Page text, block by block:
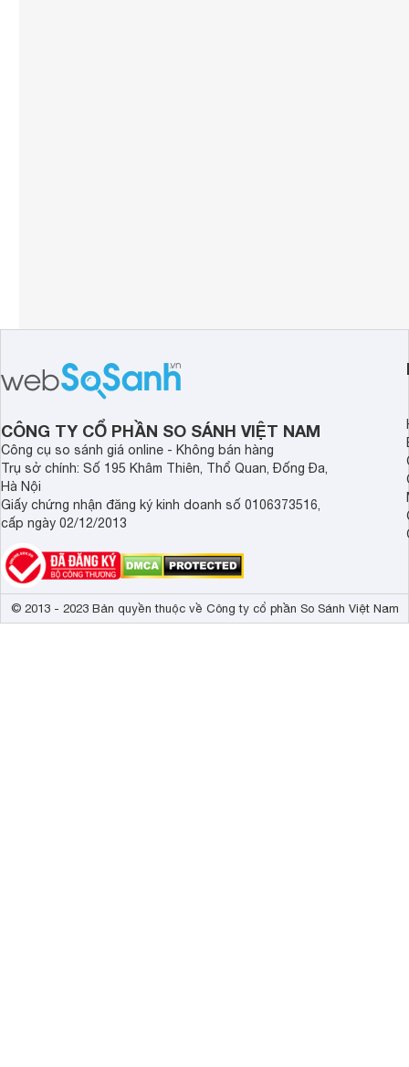
CÔNG TY CỔ PHẦN SO SÁNH VIỆT NAM
Công cụ so sánh giá online - Không bán hàng
Trụ sở chính: Số 195 Khâm Thiên, Thổ Quan, Đống Đa,
Hà Nội
Giấy chứng nhận đăng ký kinh doanh số 0106373516,
cấp ngày 02/12/2013
© 2013 - 2023 Bản quyền thuộc về Công ty cổ phần So Sánh Việt Nam